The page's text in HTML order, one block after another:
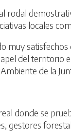
rodal
locales
muy
del territorio
de la
donde se
gestores